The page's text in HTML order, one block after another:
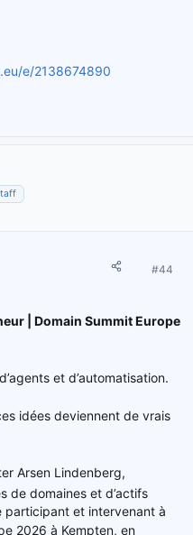
e/2138674890
#44
| Domain Summit Europe
et d’automatisation.
idées deviennent de vrais
Arsen Lindenberg,
de domaines et d’actifs
participant et intervenant à
2026 à Kempten, en